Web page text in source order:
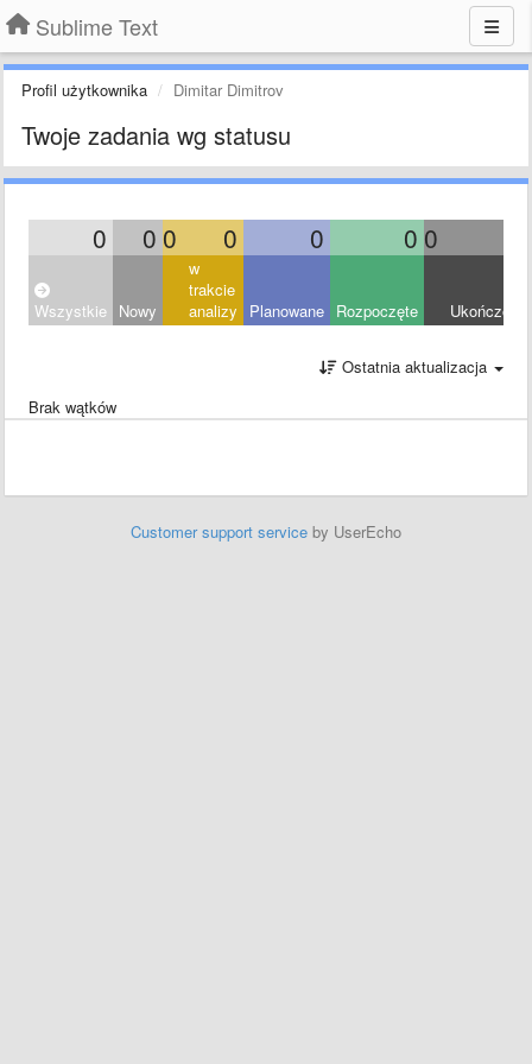
Sublime Text
Profil użytkownika Dimitar Dimitrov
Twoje zadania wg statusu
0 0 0 0 0 0 0
Wszystkie Nowy
w
trakcie
analizy
Planowane Rozpoczęte Ukończony
Ostatnia aktualizacja
Brak wątków
Customer support service by UserEcho